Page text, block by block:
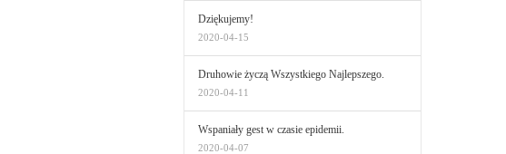
Dziękujemy!
2020-04-15
Druhowie życzą Wszystkiego Najlepszego.
2020-04-11
Wspaniały gest w czasie epidemii.
2020-04-07